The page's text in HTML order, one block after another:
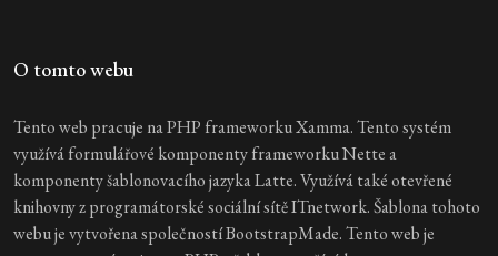
O tomto webu
Tento web pracuje na PHP frameworku Xamma. Tento systém
využívá formulářové komponenty frameworku Nette a
komponenty šablonovacího jazyka Latte. Využívá také otevřené
knihovny z programátorské sociální sítě ITnetwork. Šablona tohoto
webu je vytvořena společností BootstrapMade. Tento web je